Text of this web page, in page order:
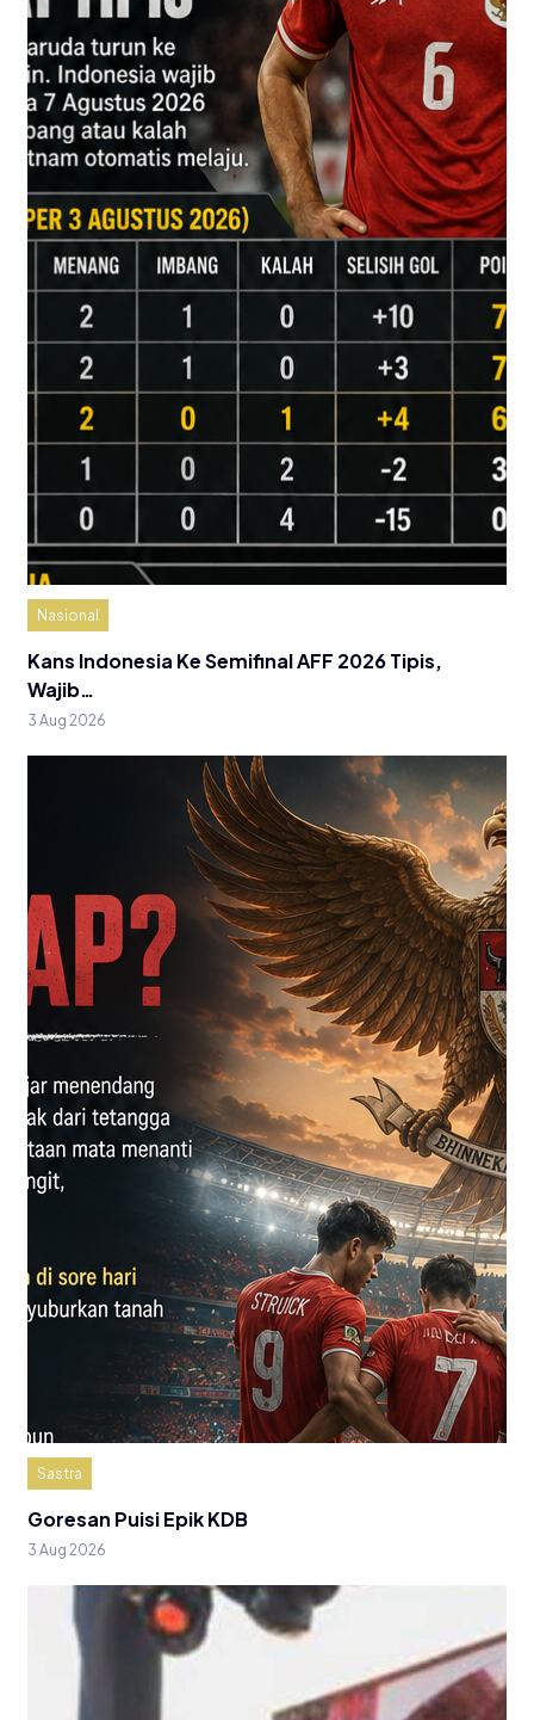
Nasional
Kans Indonesia Ke Semifinal AFF 2026 Tipis,
Wajib…
3 Aug 2026
Sastra
Goresan Puisi Epik KDB
3 Aug 2026